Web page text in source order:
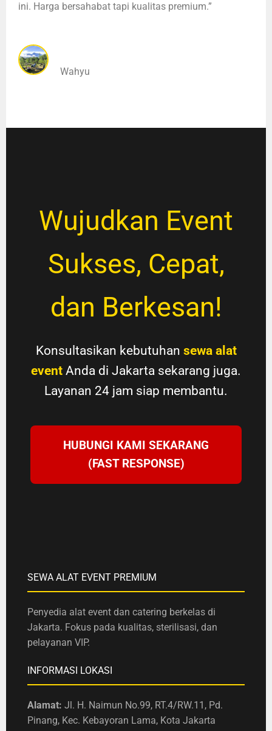
ini. Harga bersahabat tapi kualitas premium.”
Wahyu
Wujudkan Event
Sukses, Cepat,
dan Berkesan!
Konsultasikan kebutuhan sewa alat
event Anda di Jakarta sekarang juga.
Layanan 24 jam siap membantu.
HUBUNGI KAMI SEKARANG
(FAST RESPONSE)
SEWA ALAT EVENT PREMIUM
Penyedia alat event dan catering berkelas di
Jakarta. Fokus pada kualitas, sterilisasi, dan
pelayanan VIP.
INFORMASI LOKASI
Alamat: Jl. H. Naimun No.99, RT.4/RW.11, Pd.
Pinang, Kec. Kebayoran Lama, Kota Jakarta